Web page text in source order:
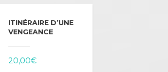
ITINÉRAIRE D’UNE
VENGEANCE
20,00€